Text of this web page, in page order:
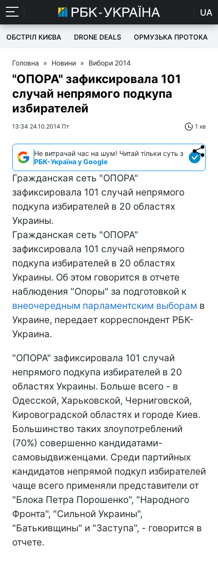
UA
ОБСТРІЛ КИЄВА DRONE DEALS ОРМУЗЬКА ПРОТОКА
Головна » Новини » Вибори 2014
"ОПОРА" зафиксировала 101
случай непрямого подкупа
избирателей
13:34 24.10.2014 Пт 1 хв
Не витрачай час на шум! Читай тільки суть з
РБК-Україна у Google
Гражданская сеть "ОПОРА"
зафиксировала 101 случай непрямого
подкупа избирателей в 20 областях
Украины.
Гражданская сеть "ОПОРА"
зафиксировала 101 случай непрямого
подкупа избирателей в 20 областях
Украины. Об этом говорится в отчете
наблюдения "Опоры" за подготовкой к
внеочередным парламентским выборам в
Украине, передает корреспондент РБК-
Украина.
"ОПОРА" зафиксировала 101 случай
непрямого подкупа избирателей в 20
областях Украины. Больше всего - в
Одесской, Харьковской, Черниговской,
Кировоградской областях и городе Киев.
Большинство таких злоупотреблений
(70%) совершенно кандидатами-
самовыдвиженцами. Среди партийных
кандидатов непрямой подкуп избирателей
чаще всего применяли представители от
"Блока Петра Порошенко", "Народного
Фронта", "Сильной Украины",
"Батькивщины" и "Заступа", - говорится в
отчете.